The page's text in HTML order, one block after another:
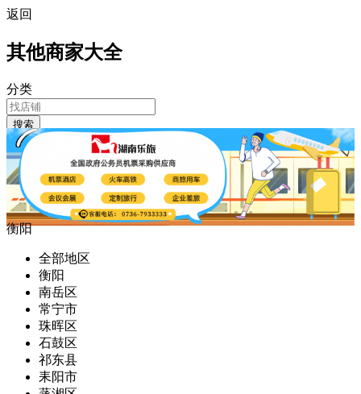
返回
其他商家大全
分类
搜索
衡阳
全部地区
衡阳
南岳区
常宁市
珠晖区
石鼓区
祁东县
耒阳市